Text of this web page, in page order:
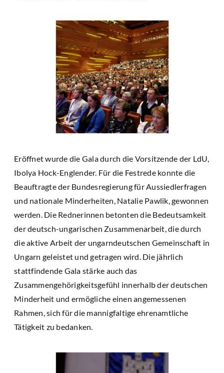
Eröffnet wurde die Gala durch die Vorsitzende der LdU,
Ibolya Hock-Englender. Für die Festrede konnte die
Beauftragte der Bundesregierung für Aussiedlerfragen
und nationale Minderheiten, Natalie Pawlik, gewonnen
werden. Die Rednerinnen betonten die Bedeutsamkeit
der deutsch-ungarischen Zusammenarbeit, die durch
die aktive Arbeit der ungarndeutschen Gemeinschaft in
Ungarn geleistet und getragen wird. Die jährlich
stattfindende Gala stärke auch das
Zusammengehörigkeitsgefühl innerhalb der deutschen
Minderheit und ermögliche einen angemessenen
Rahmen, sich für die mannigfaltige ehrenamtliche
Tätigkeit zu bedanken.